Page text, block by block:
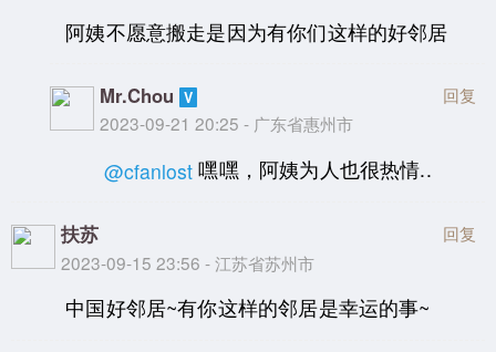
阿姨不愿意搬走是因为有你们这样的好邻居
Mr.Chou
2023-09-21 20:25 - 广东省惠州市
回复
@cfanlost 嘿嘿，阿姨为人也很热情..
扶苏
2023-09-15 23:56 - 江苏省苏州市
回复
中国好邻居~有你这样的邻居是幸运的事~